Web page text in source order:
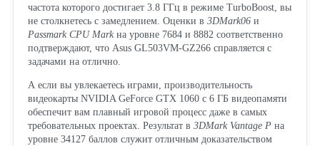
частота которого достигает 3.8 ГГц в режиме TurboBoost, вы
не столкнетесь с замедлением. Оценки в 3DMark06и
Passmark CPU Markна уровне 7684 и 8882 соответственно
подтверждают, что Asus GL503VM-GZ266 справляется с
задачами на отлично.
А если вы увлекаетесь играми, производительность
видеокарты NVIDIA GeForce GTX 1060 с 6 ГБ видеопамяти
обеспечит вам плавный игровой процесс даже в самых
требовательных проектах. Результат в 3DMark Vantage Pна
уровне 34127 баллов служит отличным доказательством